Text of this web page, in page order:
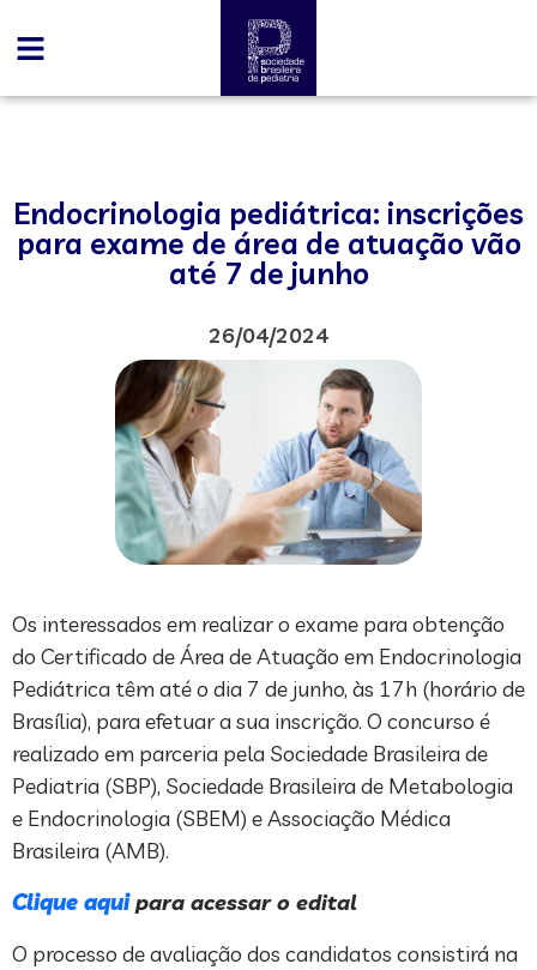
Endocrinologia pediátrica: inscrições
para exame de área de atuação vão
até 7 de junho
26/04/2024
Os interessados em realizar o exame para obtenção
do Certificado de Área de Atuação em Endocrinologia
Pediátrica têm até o dia 7 de junho, às 17h (horário de
Brasília), para efetuar a sua inscrição. O concurso é
realizado em parceria pela Sociedade Brasileira de
Pediatria (SBP), Sociedade Brasileira de Metabologia
e Endocrinologia (SBEM) e Associação Médica
Brasileira (AMB).
Clique aquipara acessar o edital
O processo de avaliação dos candidatos consistirá na